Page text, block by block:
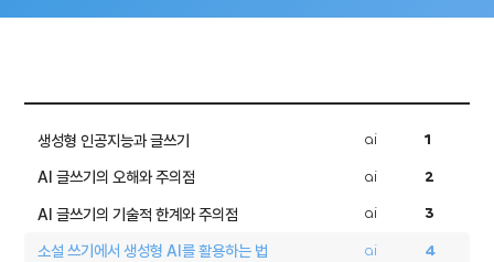
생성형 인공지능과 글쓰기 ai 1
AI 글쓰기의 오해와 주의점 ai 2
AI 글쓰기의 기술적 한계와 주의점 ai 3
소설 쓰기에서 생성형 AI를 활용하는 법 ai 4